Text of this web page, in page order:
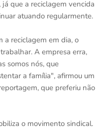
que a reciclagem vencida
atuando regularmente.
a reciclagem em dia, o
A empresa erra,
somos nós, que
a família", afirmou um
que preferiu não
o movimento sindical.